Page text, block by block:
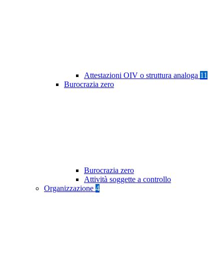
Attestazioni OIV o struttura analoga 11
Burocrazia zero
Burocrazia zero
Attività soggette a controllo
Organizzazione 4